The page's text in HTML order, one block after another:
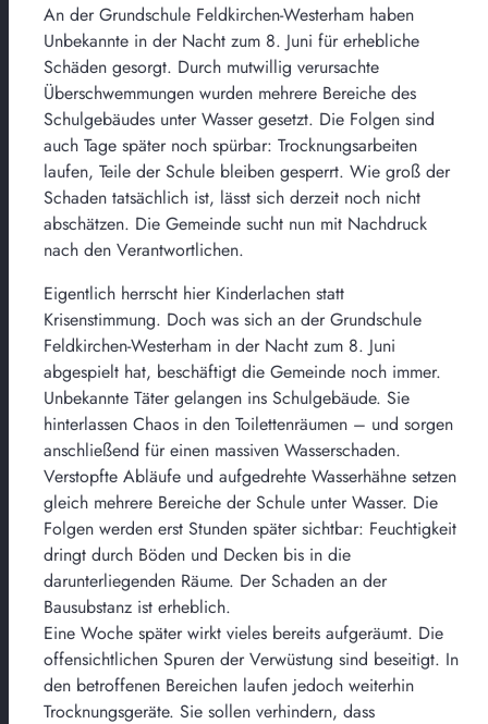
An der Grundschule Feldkirchen-Westerham haben
Unbekannte in der Nacht zum 8. Juni für erhebliche
Schäden gesorgt. Durch mutwillig verursachte
Überschwemmungen wurden mehrere Bereiche des
Schulgebäudes unter Wasser gesetzt. Die Folgen sind
auch Tage später noch spürbar: Trocknungsarbeiten
laufen, Teile der Schule bleiben gesperrt. Wie groß der
Schaden tatsächlich ist, lässt sich derzeit noch nicht
abschätzen. Die Gemeinde sucht nun mit Nachdruck
nach den Verantwortlichen.
Eigentlich herrscht hier Kinderlachen statt
Krisenstimmung. Doch was sich an der Grundschule
Feldkirchen-Westerham in der Nacht zum 8. Juni
abgespielt hat, beschäftigt die Gemeinde noch immer.
Unbekannte Täter gelangen ins Schulgebäude. Sie
hinterlassen Chaos in den Toilettenräumen – und sorgen
anschließend für einen massiven Wasserschaden.
Verstopfte Abläufe und aufgedrehte Wasserhähne setzen
gleich mehrere Bereiche der Schule unter Wasser. Die
Folgen werden erst Stunden später sichtbar: Feuchtigkeit
dringt durch Böden und Decken bis in die
darunterliegenden Räume. Der Schaden an der
Bausubstanz ist erheblich.
Eine Woche später wirkt vieles bereits aufgeräumt. Die
offensichtlichen Spuren der Verwüstung sind beseitigt. In
den betroffenen Bereichen laufen jedoch weiterhin
Trocknungsgeräte. Sie sollen verhindern, dass